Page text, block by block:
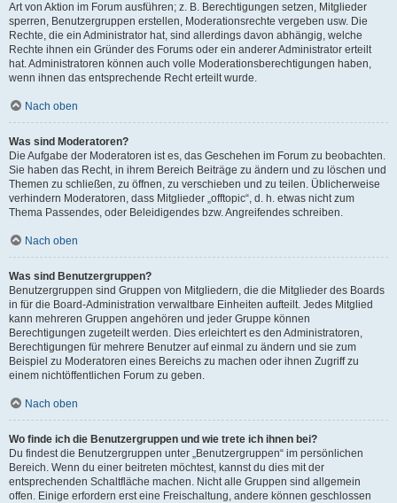
Art von Aktion im Forum ausführen; z. B. Berechtigungen setzen, Mitglieder
sperren, Benutzergruppen erstellen, Moderationsrechte vergeben usw. Die
Rechte, die ein Administrator hat, sind allerdings davon abhängig, welche
Rechte ihnen ein Gründer des Forums oder ein anderer Administrator erteilt
hat. Administratoren können auch volle Moderationsberechtigungen haben,
wenn ihnen das entsprechende Recht erteilt wurde.
Nach oben
Was sind Moderatoren?
Die Aufgabe der Moderatoren ist es, das Geschehen im Forum zu beobachten.
Sie haben das Recht, in ihrem Bereich Beiträge zu ändern und zu löschen und
Themen zu schließen, zu öffnen, zu verschieben und zu teilen. Üblicherweise
verhindern Moderatoren, dass Mitglieder „offtopic“, d. h. etwas nicht zum
Thema Passendes, oder Beleidigendes bzw. Angreifendes schreiben.
Nach oben
Was sind Benutzergruppen?
Benutzergruppen sind Gruppen von Mitgliedern, die die Mitglieder des Boards
in für die Board-Administration verwaltbare Einheiten aufteilt. Jedes Mitglied
kann mehreren Gruppen angehören und jeder Gruppe können
Berechtigungen zugeteilt werden. Dies erleichtert es den Administratoren,
Berechtigungen für mehrere Benutzer auf einmal zu ändern und sie zum
Beispiel zu Moderatoren eines Bereichs zu machen oder ihnen Zugriff zu
einem nichtöffentlichen Forum zu geben.
Nach oben
Wo finde ich die Benutzergruppen und wie trete ich ihnen bei?
Du findest die Benutzergruppen unter „Benutzergruppen“ im persönlichen
Bereich. Wenn du einer beitreten möchtest, kannst du dies mit der
entsprechenden Schaltfläche machen. Nicht alle Gruppen sind allgemein
offen. Einige erfordern erst eine Freischaltung, andere können geschlossen